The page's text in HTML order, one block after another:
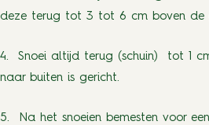
deze terug tot 3 tot 6 cm boven de
4. Snoei altijd terug (schuin) tot 1
naar buiten is gericht.
5. Na het snoeien bemesten voor